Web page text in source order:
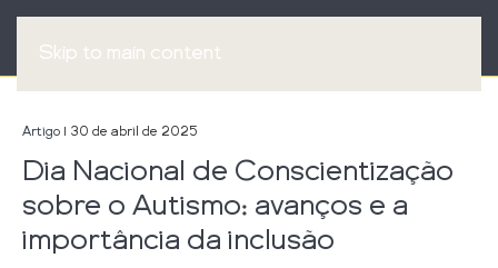
Skip to main content
Artigo | 30 de abril de 2025
Dia Nacional de Conscientização
sobre o Autismo: avanços e a
importância da inclusão